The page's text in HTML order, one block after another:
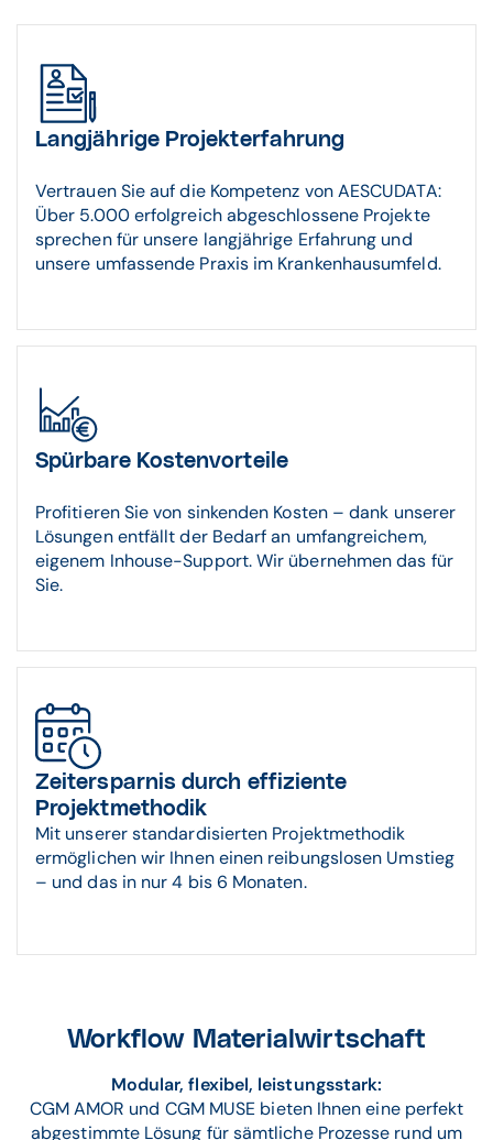
Langjährige Projekterfahrung
Vertrauen Sie auf die Kompetenz von AESCUDATA:
Über 5.000 erfolgreich abgeschlossene Projekte
sprechen für unsere langjährige Erfahrung und
unsere umfassende Praxis im Krankenhausumfeld.
Spürbare Kostenvorteile
Profitieren Sie von sinkenden Kosten – dank unserer
Lösungen entfällt der Bedarf an umfangreichem,
eigenem Inhouse-Support. Wir übernehmen das für
Sie.
Zeitersparnis durch effiziente
Projektmethodik
Mit unserer standardisierten Projektmethodik
ermöglichen wir Ihnen einen reibungslosen Umstieg
– und das in nur 4 bis 6 Monaten.
Workflow Materialwirtschaft
Modular, flexibel, leistungsstark:
CGM AMOR und CGM MUSE bieten Ihnen eine perfekt
abgestimmte Lösung für sämtliche Prozesse rund um